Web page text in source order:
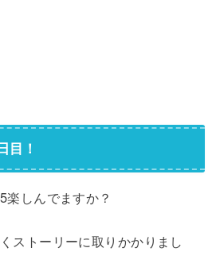
目！
しんでますか？
ストーリーに取りかかりまし